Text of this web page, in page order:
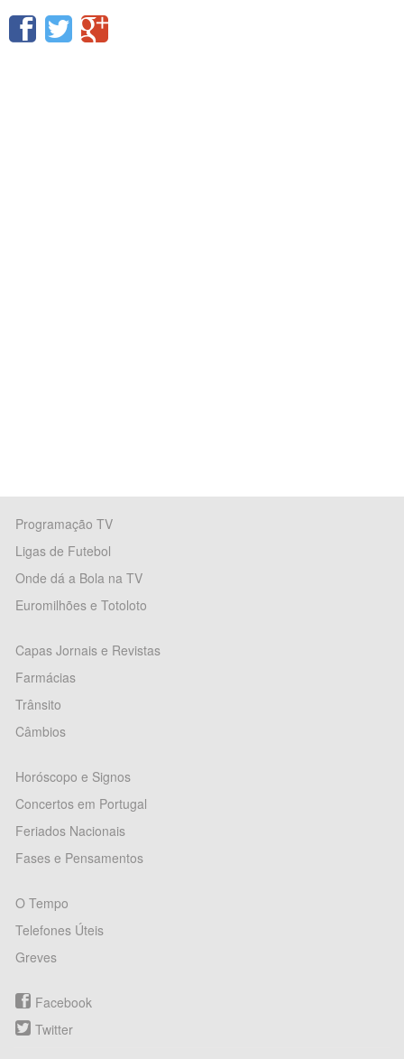
Programação TV
Ligas de Futebol
Onde dá a Bola na TV
Euromilhões e Totoloto
Capas Jornais e Revistas
Farmácias
Trânsito
Câmbios
Horóscopo e Signos
Concertos em Portugal
Feriados Nacionais
Fases e Pensamentos
O Tempo
Telefones Úteis
Greves
Facebook
Twitter